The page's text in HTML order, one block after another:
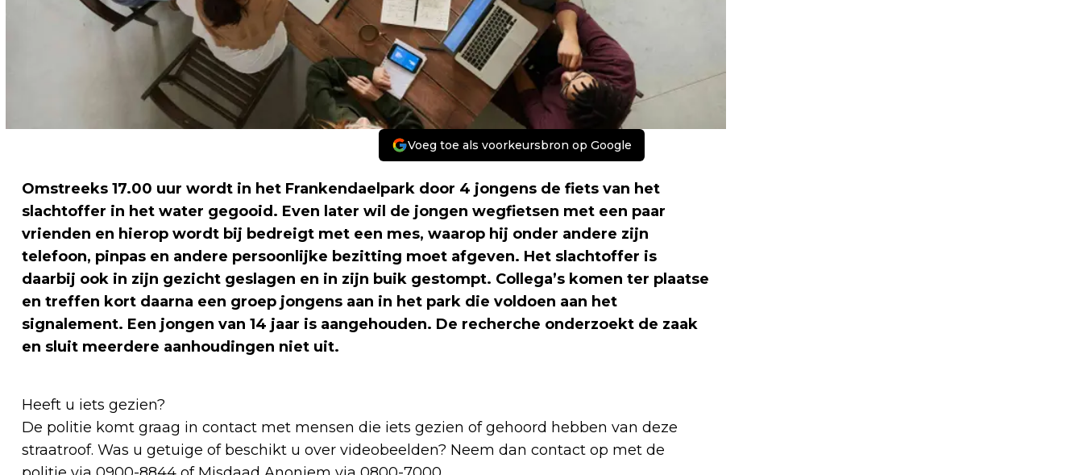
Voeg toe als voorkeursbron op Google
Omstreeks 17.00 uur wordt in het Frankendaelpark door 4 jongens de fiets van het
slachtoffer in het water gegooid. Even later wil de jongen wegfietsen met een paar
vrienden en hierop wordt bij bedreigt met een mes, waarop hij onder andere zijn
telefoon, pinpas en andere persoonlijke bezitting moet afgeven. Het slachtoffer is
daarbij ook in zijn gezicht geslagen en in zijn buik gestompt. Collega’s komen ter plaatse
en treffen kort daarna een groep jongens aan in het park die voldoen aan het
signalement. Een jongen van 14 jaar is aangehouden. De recherche onderzoekt de zaak
en sluit meerdere aanhoudingen niet uit.
Heeft u iets gezien?
De politie komt graag in contact met mensen die iets gezien of gehoord hebben van deze
straatroof. Was u getuige of beschikt u over videobeelden? Neem dan contact op met de